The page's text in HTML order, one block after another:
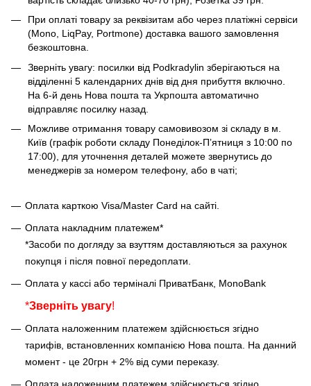
При оплаті товару за реквізитам або через платіжні сервіси
(Mono, LiqPay, Portmone) доставка вашого замовлення
безкоштовна.
Зверніть увагу: посилки від Podkradylin зберігаються на
відділенні 5 календарних днів від дня прибуття включно.
На 6-й день Нова пошта та Укрпошта автоматично
відправляє посилку назад.
Можливе отримання товару самовивозом зі складу в м.
Київ (графік роботи складу Понеділок-Пʼятниця з 10:00 по
17:00), для уточнення деталей можете звернутись до
менеджерів за номером телефону, або в чаті;
Оплата карткою Visa/Master Card на сайті.
Оплата накладним платежем*
*Засоби по догляду за взуттям доставляються за рахунок
покупця і після повної передоплати.
Оплата у кассі або терміналі ПриватБанк, MonoBank
*Зверніть увагу!
Оплата наложенним платежем здійснюється згідно
тарифів, встановленних компанією Нова пошта. На данний
момент - це 20грн + 2% від суми переказу.